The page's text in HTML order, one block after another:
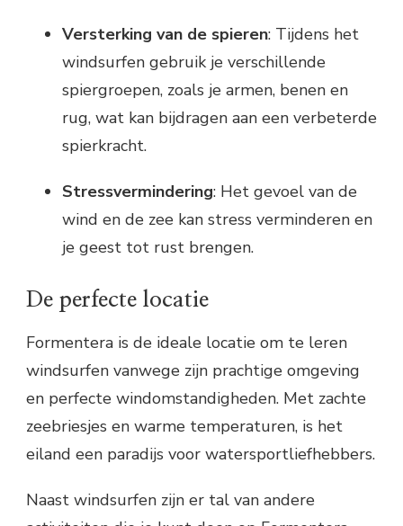
Versterking van de spieren: Tijdens het
windsurfen gebruik je verschillende
spiergroepen, zoals je armen, benen en
rug, wat kan bijdragen aan een verbeterde
spierkracht.
Stressvermindering: Het gevoel van de
wind en de zee kan stress verminderen en
je geest tot rust brengen.
De perfecte locatie
Formentera is de ideale locatie om te leren
windsurfen vanwege zijn prachtige omgeving
en perfecte windomstandigheden. Met zachte
zeebriesjes en warme temperaturen, is het
eiland een paradijs voor watersportliefhebbers.
Naast windsurfen zijn er tal van andere